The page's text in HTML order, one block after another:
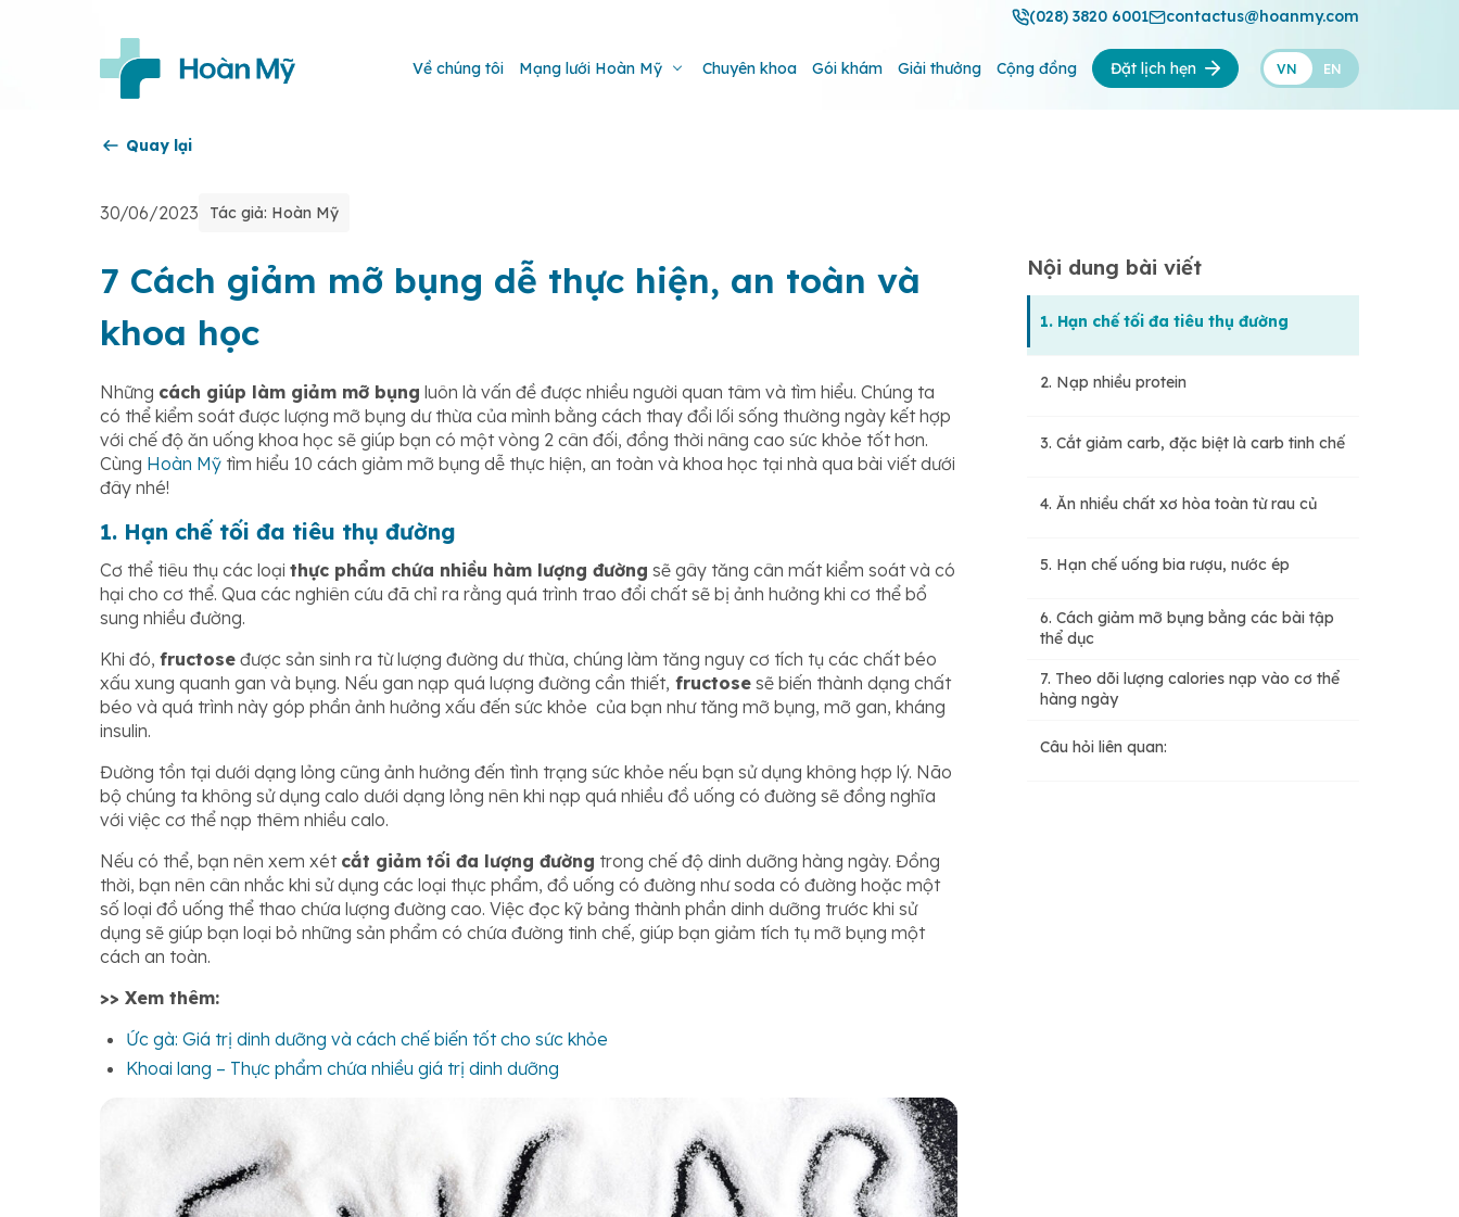
(028) 3820 6001 contactus@hoanmy.com
Về chúng tôi Mạng lưới Hoàn Mỹ Chuyên khoa Gói khám Giải thưởng Cộng đồng Đặt lịch hẹn VN EN
Quay lại
30/06/2023 Tác giả: Hoàn Mỹ
7 Cách giảm mỡ bụng dễ thực hiện, an toàn và
khoa học
Những cách giúp làm giảm mỡ bụng luôn là vấn đề được nhiều người quan tâm và tìm hiểu. Chúng ta
có thể kiểm soát được lượng mỡ bụng dư thừa của mình bằng cách thay đổi lối sống thường ngày kết hợp
với chế độ ăn uống khoa học sẽ giúp bạn có một vòng 2 cân đối, đồng thời nâng cao sức khỏe tốt hơn.
Cùng Hoàn Mỹ tìm hiểu 10 cách giảm mỡ bụng dễ thực hiện, an toàn và khoa học tại nhà qua bài viết dưới
đây nhé!
1. Hạn chế tối đa tiêu thụ đường
Cơ thể tiêu thụ các loại thực phẩm chứa nhiều hàm lượng đường sẽ gây tăng cân mất kiểm soát và có
hại cho cơ thể. Qua các nghiên cứu đã chỉ ra rằng quá trình trao đổi chất sẽ bị ảnh hưởng khi cơ thể bổ
sung nhiều đường.
Khi đó, fructose được sản sinh ra từ lượng đường dư thừa, chúng làm tăng nguy cơ tích tụ các chất béo
xấu xung quanh gan và bụng. Nếu gan nạp quá lượng đường cần thiết, fructose sẽ biến thành dạng chất
béo và quá trình này góp phần ảnh hưởng xấu đến sức khỏe của bạn như tăng mỡ bụng, mỡ gan, kháng
insulin.
Đường tồn tại dưới dạng lỏng cũng ảnh hưởng đến tình trạng sức khỏe nếu bạn sử dụng không hợp lý. Não
bộ chúng ta không sử dụng calo dưới dạng lỏng nên khi nạp quá nhiều đồ uống có đường sẽ đồng nghĩa
với việc cơ thể nạp thêm nhiều calo.
Nếu có thể, bạn nên xem xét cắt giảm tối đa lượng đường trong chế độ dinh dưỡng hàng ngày. Đồng
thời, bạn nên cân nhắc khi sử dụng các loại thực phẩm, đồ uống có đường như soda có đường hoặc một
số loại đồ uống thể thao chứa lượng đường cao. Việc đọc kỹ bảng thành phần dinh dưỡng trước khi sử
dụng sẽ giúp bạn loại bỏ những sản phẩm có chứa đường tinh chế, giúp bạn giảm tích tụ mỡ bụng một
cách an toàn.
>> Xem thêm:
Ức gà: Giá trị dinh dưỡng và cách chế biến tốt cho sức khỏe
Khoai lang – Thực phẩm chứa nhiều giá trị dinh dưỡng
Nội dung bài viết
1. Hạn chế tối đa tiêu thụ đường
2. Nạp nhiều protein
3. Cắt giảm carb, đặc biệt là carb tinh chế
4. Ăn nhiều chất xơ hòa toàn từ rau củ
5. Hạn chế uống bia rượu, nước ép
6. Cách giảm mỡ bụng bằng các bài tập
thể dục
7. Theo dõi lượng calories nạp vào cơ thể
hàng ngày
Câu hỏi liên quan: